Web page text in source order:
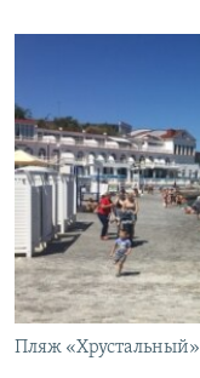
Пляж «Хрустальный»